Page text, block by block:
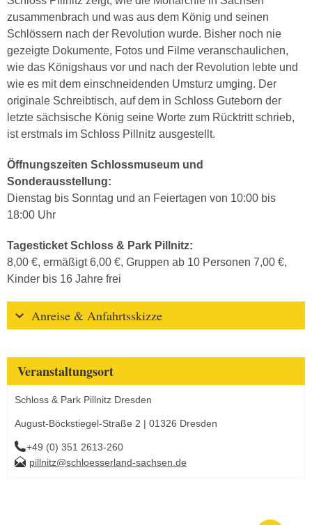
zusammenbrach und was aus dem König und seinen
Schlössern nach der Revolution wurde. Bisher noch nie
gezeigte Dokumente, Fotos und Filme veranschaulichen,
wie das Königshaus vor und nach der Revolution lebte und
wie es mit dem einschneidenden Umsturz umging. Der
originale Schreibtisch, auf dem in Schloss Guteborn der
letzte sächsische König seine Worte zum Rücktritt schrieb,
ist erstmals im Schloss Pillnitz ausgestellt.
Öffnungszeiten Schlossmuseum und
Sonderausstellung:
Dienstag bis Sonntag und an Feiertagen von 10:00 bis
18:00 Uhr
Tagesticket Schloss & Park Pillnitz:
8,00 €, ermäßigt 6,00 €, Gruppen ab 10 Personen 7,00 €,
Kinder bis 16 Jahre frei
Anreise & Anfahrtsskizze
Veranstaltungsort
Schloss & Park Pillnitz Dresden
August-Böckstiegel-Straße 2 | 01326 Dresden
+49 (0) 351 2613-260
pillnitz@schloesserland-sachsen.de